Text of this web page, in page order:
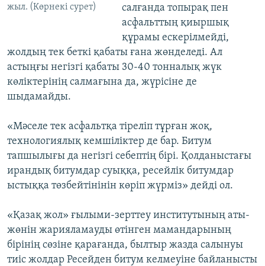
жыл. (Көрнекі сурет)
салғанда топырақ пен
асфальттың қиыршық
құрамы ескерілмейді,
жолдың тек беткі қабаты ғана жөнделеді. Ал
астыңғы негізгі қабаты 30-40 тонналық жүк
көліктерінің салмағына да, жүрісіне де
шыдамайды.
«Мәселе тек асфальтқа тіреліп тұрған жоқ,
технологиялық кемшіліктер де бар. Битум
тапшылығы да негізгі себептің бірі. Қолданыстағы
ирандық битумдар суыққа, ресейлік битумдар
ыстыққа төзбейтінінін көріп жүрміз» дейді ол.
«Қазақ жол» ғылыми-зерттеу институтының аты-
жөнін жарияламауды өтінген мамандарының
бірінің сөзіне қарағанда, былтыр жазда салынуы
тиіс жолдар Ресейден битум келмеуіне байланысты